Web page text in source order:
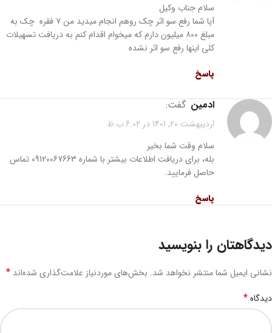
سلام جناب وکیل
آیا شما رفع سو اثر چک روهم انجام میدید من ۷ فقره چک به
مبلغ ۸۰۰ میلیون دارم که میخوام اقدام کنم به دریافت تسهیلات
کلی اینها رفع سو اثر نشده
پاسخ
ادمین گفت:
اردیبهشت 20, 1401 در 6:02 ب.ظ
سلام وقت شما بخیر
بله، برای دریافت اطلاعات بیشتر با شماره 09120067663 تماس
حاصل فرمایید.
پاسخ
دیدگاهتان را بنویسید
نشانی ایمیل شما منتشر نخواهد شد. بخش‌های موردنیاز علامت‌گذاری شده‌اند *
دیدگاه*